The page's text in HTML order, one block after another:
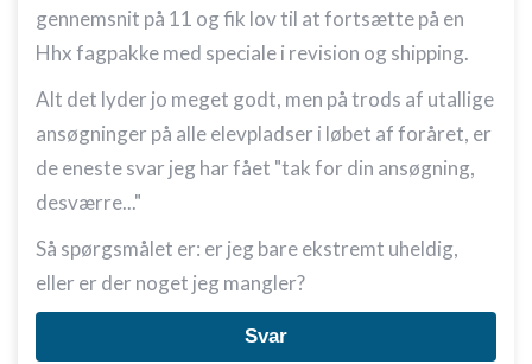
gennemsnit på 11 og fik lov til at fortsætte på en
Hhx fagpakke med speciale i revision og shipping.
Alt det lyder jo meget godt, men på trods af utallige
ansøgninger på alle elevpladser i løbet af foråret, er
de eneste svar jeg har fået "tak for din ansøgning,
desværre..."
Så spørgsmålet er: er jeg bare ekstremt uheldig,
eller er der noget jeg mangler?
Svar